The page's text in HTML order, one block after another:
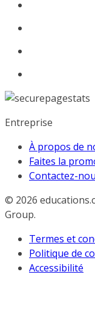
Entreprise
À propos de
Faites la
Contactez-
© 2026
Group.
Termes et
Politique de
Accessibilité